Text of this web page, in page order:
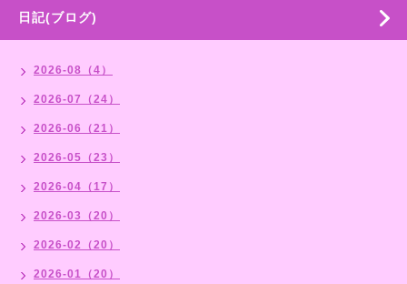
日記(ブログ)
2026-08（4）
2026-07（24）
2026-06（21）
2026-05（23）
2026-04（17）
2026-03（20）
2026-02（20）
2026-01（20）